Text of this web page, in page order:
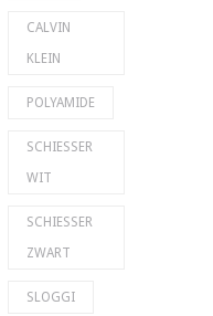
CALVIN
KLEIN
POLYAMIDE
SCHIESSER
WIT
SCHIESSER
ZWART
SLOGGI